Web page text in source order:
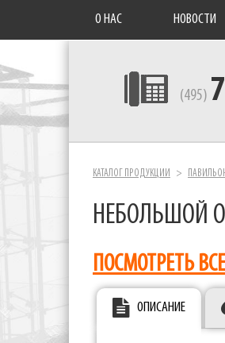
О НАС НОВОСТИ
(495)
КАТАЛОГ ПРОДУКЦИИ
НЕБОЛЬШОЙ
ПОСМОТРЕТЬ
ОПИСАНИЕ